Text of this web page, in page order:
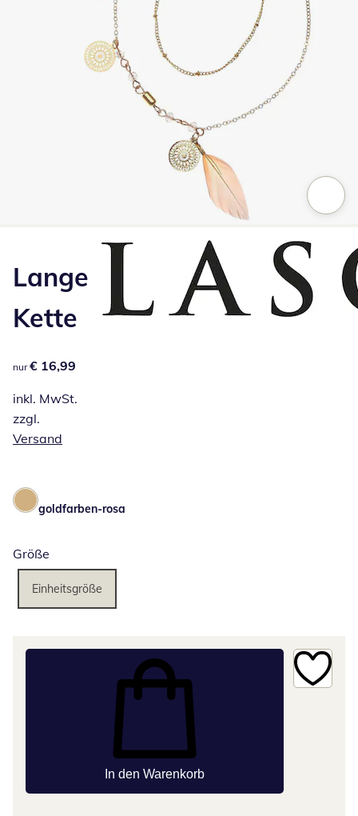
Lange
Kette
€ 16,99
nur € 16,99
inkl. MwSt.
zzgl.
Versand
goldfarben-rosa
Größe
Einheitsgröße
In den Warenkorb